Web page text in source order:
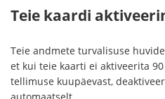
Teie kaardi
Teie andmete turvalisuse
et kui teie kaarti ei aktiveerita
tellimuse kuupäevast,